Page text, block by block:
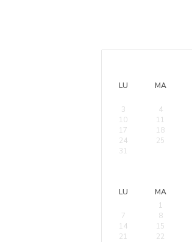
LU MA
3
4
10
11
17
18
24
25
31
LU MA
1
7
8
14
15
21
22